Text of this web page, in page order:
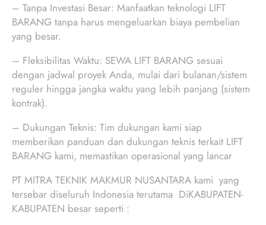
– Tanpa Investasi Besar: Manfaatkan teknologi LIFT
BARANG tanpa harus mengeluarkan biaya pembelian
yang besar.
– Fleksibilitas Waktu: SEWA LIFT BARANG sesuai
dengan jadwal proyek Anda, mulai dari bulanan/sistem
reguler hingga jangka waktu yang lebih panjang (sistem
kontrak).
– Dukungan Teknis: Tim dukungan kami siap
memberikan panduan dan dukungan teknis terkait LIFT
BARANG kami, memastikan operasional yang lancar
PT MITRA TEKNIK MAKMUR NUSANTARA kami yang
tersebar diseluruh Indonesia terutama DiKABUPATEN-
KABUPATEN besar seperti :